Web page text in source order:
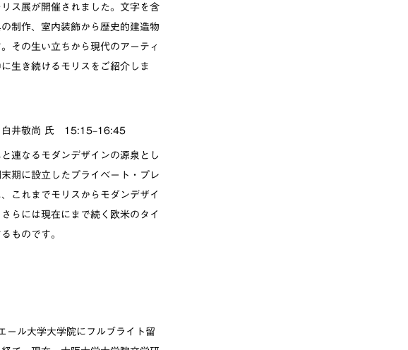
ス展が開催されました。文字を含
制作、室内装飾から歴史的建造物
その生い立ちから現代のアーティ
生き続けるモリスをご紹介しま
白井敬尚 氏 15:15–16:45
連なるモダンデザインの源泉とし
期に設立したプライベート・プレ
これまでモリスからモダンデザイ
らには現在にまで続く欧米のタイ
ものです。
ール大学大学院にフルブライト留